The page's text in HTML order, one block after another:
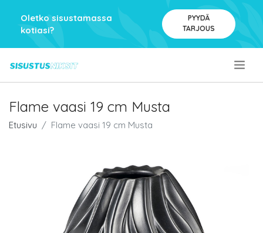
Oletko sisustamassa
kotiasi?
PYYDÄ
TARJOUS
Flame vaasi 19 cm Musta
Etusivu Flame vaasi 19 cm Musta